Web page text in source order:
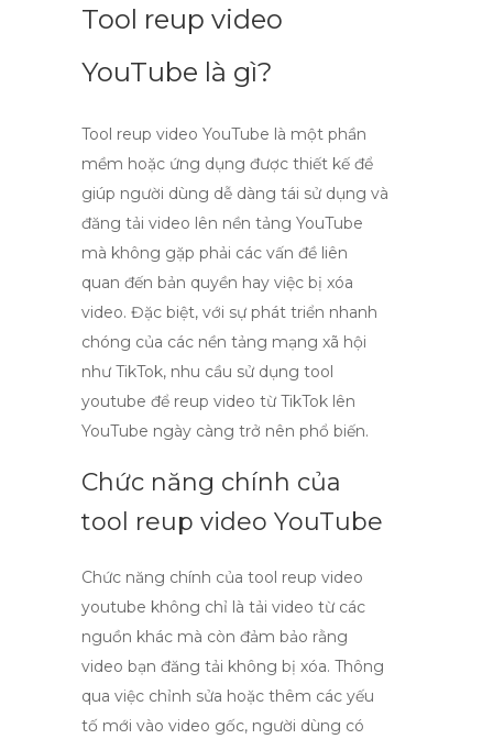
Tool reup video
YouTube là gì?
Tool reup video YouTube là một phần
mềm hoặc ứng dụng được thiết kế để
giúp người dùng dễ dàng tái sử dụng và
đăng tải video lên nền tảng YouTube
mà không gặp phải các vấn đề liên
quan đến bản quyền hay việc bị xóa
video. Đặc biệt, với sự phát triển nhanh
chóng của các nền tảng mạng xã hội
như TikTok, nhu cầu sử dụng tool
youtube để reup video từ TikTok lên
YouTube ngày càng trở nên phổ biến.
Chức năng chính của
tool reup video YouTube
Chức năng chính của tool reup video
youtube không chỉ là tải video từ các
nguồn khác mà còn đảm bảo rằng
video bạn đăng tải không bị xóa. Thông
qua việc chỉnh sửa hoặc thêm các yếu
tố mới vào video gốc, người dùng có